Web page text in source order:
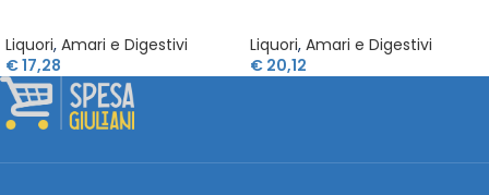
Liquori, Amari e Digestivi
€17,28
Liquori, Amari e Digestivi
€ 20,12